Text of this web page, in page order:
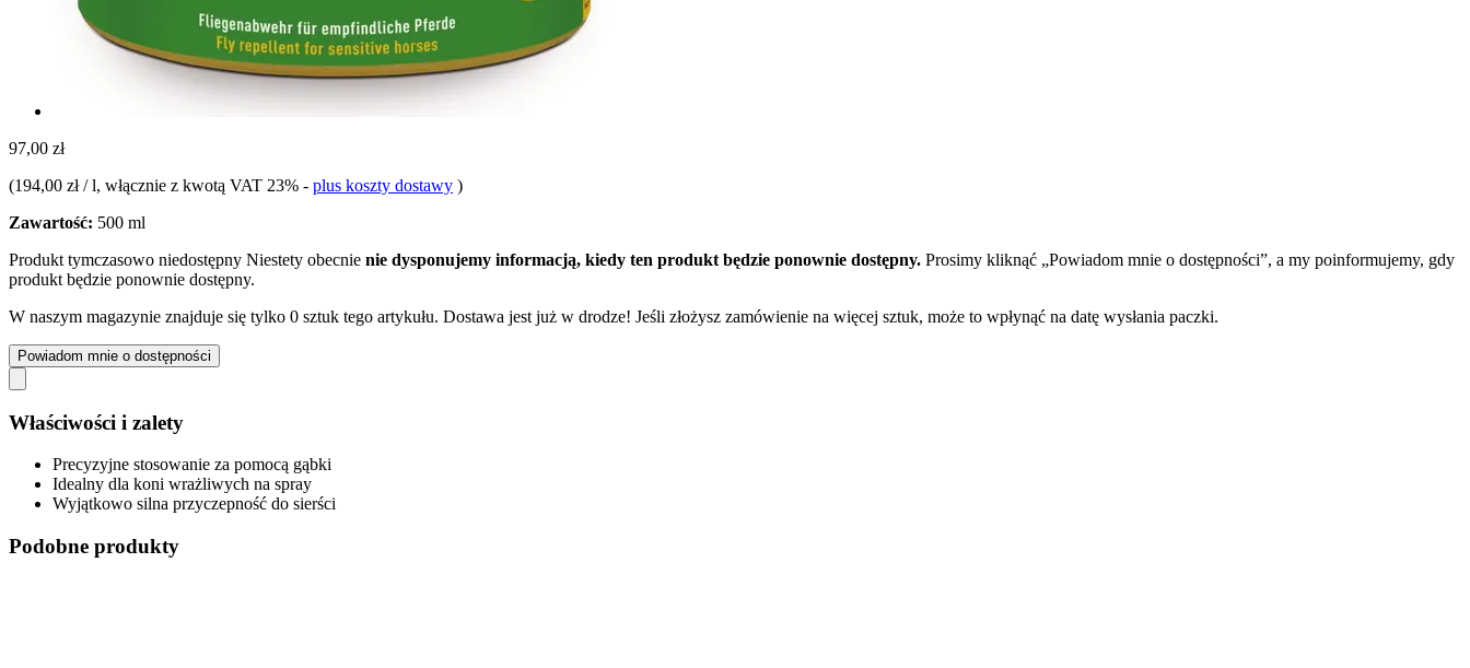
97,00 zł
(194,00 zł / l, włącznie z kwotą VAT 23% - plus koszty dostawy )
Zawartość: 500 ml
Produkt tymczasowo niedostępny Niestety obecnie nie dysponujemy informacją, kiedy ten produkt będzie ponownie dostępny. Prosimy kliknąć „Powiadom mnie o dostępności”, a my poinformujemy, gdy
produkt będzie ponownie dostępny.
W naszym magazynie znajduje się tylko 0 sztuk tego artykułu. Dostawa jest już w drodze! Jeśli złożysz zamówienie na więcej sztuk, może to wpłynąć na datę wysłania paczki.
Powiadom mnie o dostępności
Właściwości i zalety
Precyzyjne stosowanie za pomocą gąbki
Idealny dla koni wrażliwych na spray
Wyjątkowo silna przyczepność do sierści
Podobne produkty